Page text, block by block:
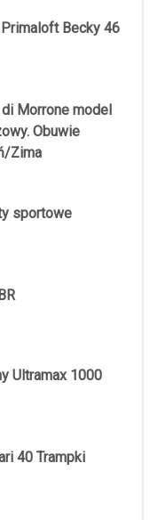
Becky 46
Morrone model
Obuwie
Zima
sportowe
Ultramax 1000
40 Trampki